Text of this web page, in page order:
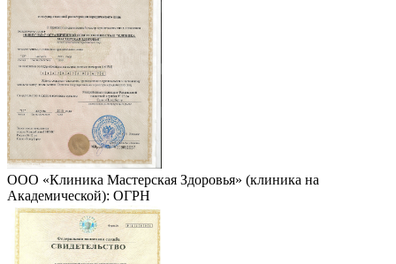
ООО «Клиника Мастерская Здоровья» (клиника на
Академической): ОГРН